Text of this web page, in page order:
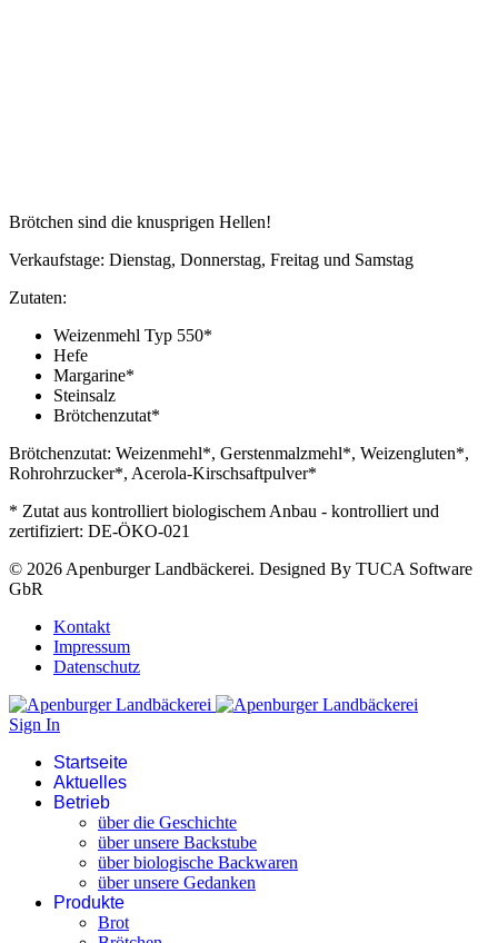
Brötchen sind die knusprigen Hellen!
Verkaufstage: Dienstag, Donnerstag, Freitag und Samstag
Zutaten:
Weizenmehl Typ 550*
Hefe
Margarine*
Steinsalz
Brötchenzutat*
Brötchenzutat: Weizenmehl*, Gerstenmalzmehl*, Weizengluten*,
Rohrohrzucker*, Acerola-Kirschsaftpulver*
* Zutat aus kontrolliert biologischem Anbau - kontrolliert und
zertifiziert: DE-ÖKO-021
© 2026 Apenburger Landbäckerei. Designed By TUCA Software
GbR
Kontakt
Impressum
Datenschutz
Sign In
Startseite
Aktuelles
Betrieb
über die Geschichte
über unsere Backstube
über biologische Backwaren
über unsere Gedanken
Produkte
Brot